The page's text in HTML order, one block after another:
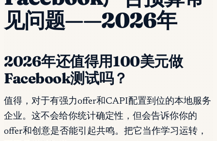
见问题——2026年
2026年还值得用100美元做
Facebook测试吗？
值得，对于有强力offer和CAPI配置到位的本地服务
企业。这不会给你统计确定性，但会告诉你你的
offer和创意是否能引起共鸣。把它当作学习运转，